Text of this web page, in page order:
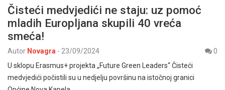
Čisteći medvjedići ne staju: uz pomoć
mladih Europljana skupili 40 vreća
smeća!
Autor Novagra - 23/09/2024
0
U sklopu Erasmus+ projekta „Future Green Leaders“ Čisteći
medvjedići počistili su u nedjelju površinu na istočnoj granici